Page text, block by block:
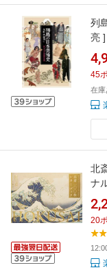
列
亮 ]
45
在庫
北
ナ
20